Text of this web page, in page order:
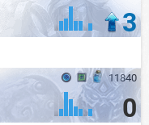
3
11840
0